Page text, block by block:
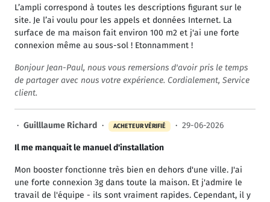
L’ampli correspond à toutes les descriptions figurant sur le
site. Je l’ai voulu pour les appels et données Internet. La
surface de ma maison fait environ 100 m2 et j'ai une forte
connexion même au sous-sol ! Etonnamment !
Bonjour Jean-Paul, nous vous remersions d'avoir pris le temps
de partager avec nous votre expérience. Cordialement, Service
client.
· Guilllaume Richard · ACHETEUR VÉRIFIÉ · 29-06-2026
Il me manquait le manuel d'installation
Mon booster fonctionne très bien en dehors d'une ville. J'ai
une forte connexion 3g dans toute la maison. Et j'admire le
travail de l'équipe - ils sont vraiment rapides. Cependant, il y